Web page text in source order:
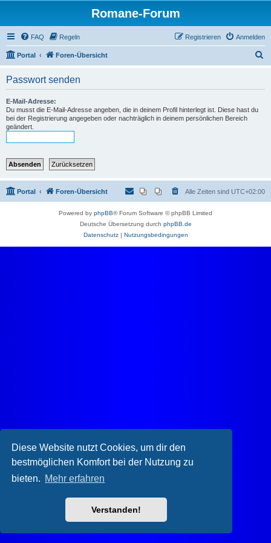
Diese Website nutzt Cookies, um dir den
bestmöglichen Komfort bei der Nutzung zu
bieten. Mehr erfahren
Verstanden!
Romane-Forum
FAQ Regeln Anmelden
Registrieren
Portal Foren-Übersicht
Passwort senden
E-Mail-Adresse:
Du musst die E-Mail-Adresse angeben, die in deinem Profil hinterlegt ist. Diese hast du
bei der Registrierung angegeben oder nachträglich in deinem persönlichen Bereich
geändert.
Portal Foren-Übersicht Alle Zeiten sind UTC+02:00
Powered by phpBB® Forum Software © phpBB Limited
Deutsche Übersetzung durch phpBB.de
Datenschutz| Nutzungsbedingungen